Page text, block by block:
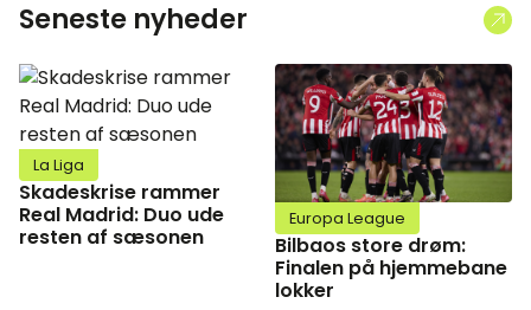
Seneste nyheder
La Liga
Skadeskrise rammer
Real Madrid: Duo ude
resten af sæsonen
Europa League
Bilbaos store drøm:
Finalen på hjemmebane
lokker